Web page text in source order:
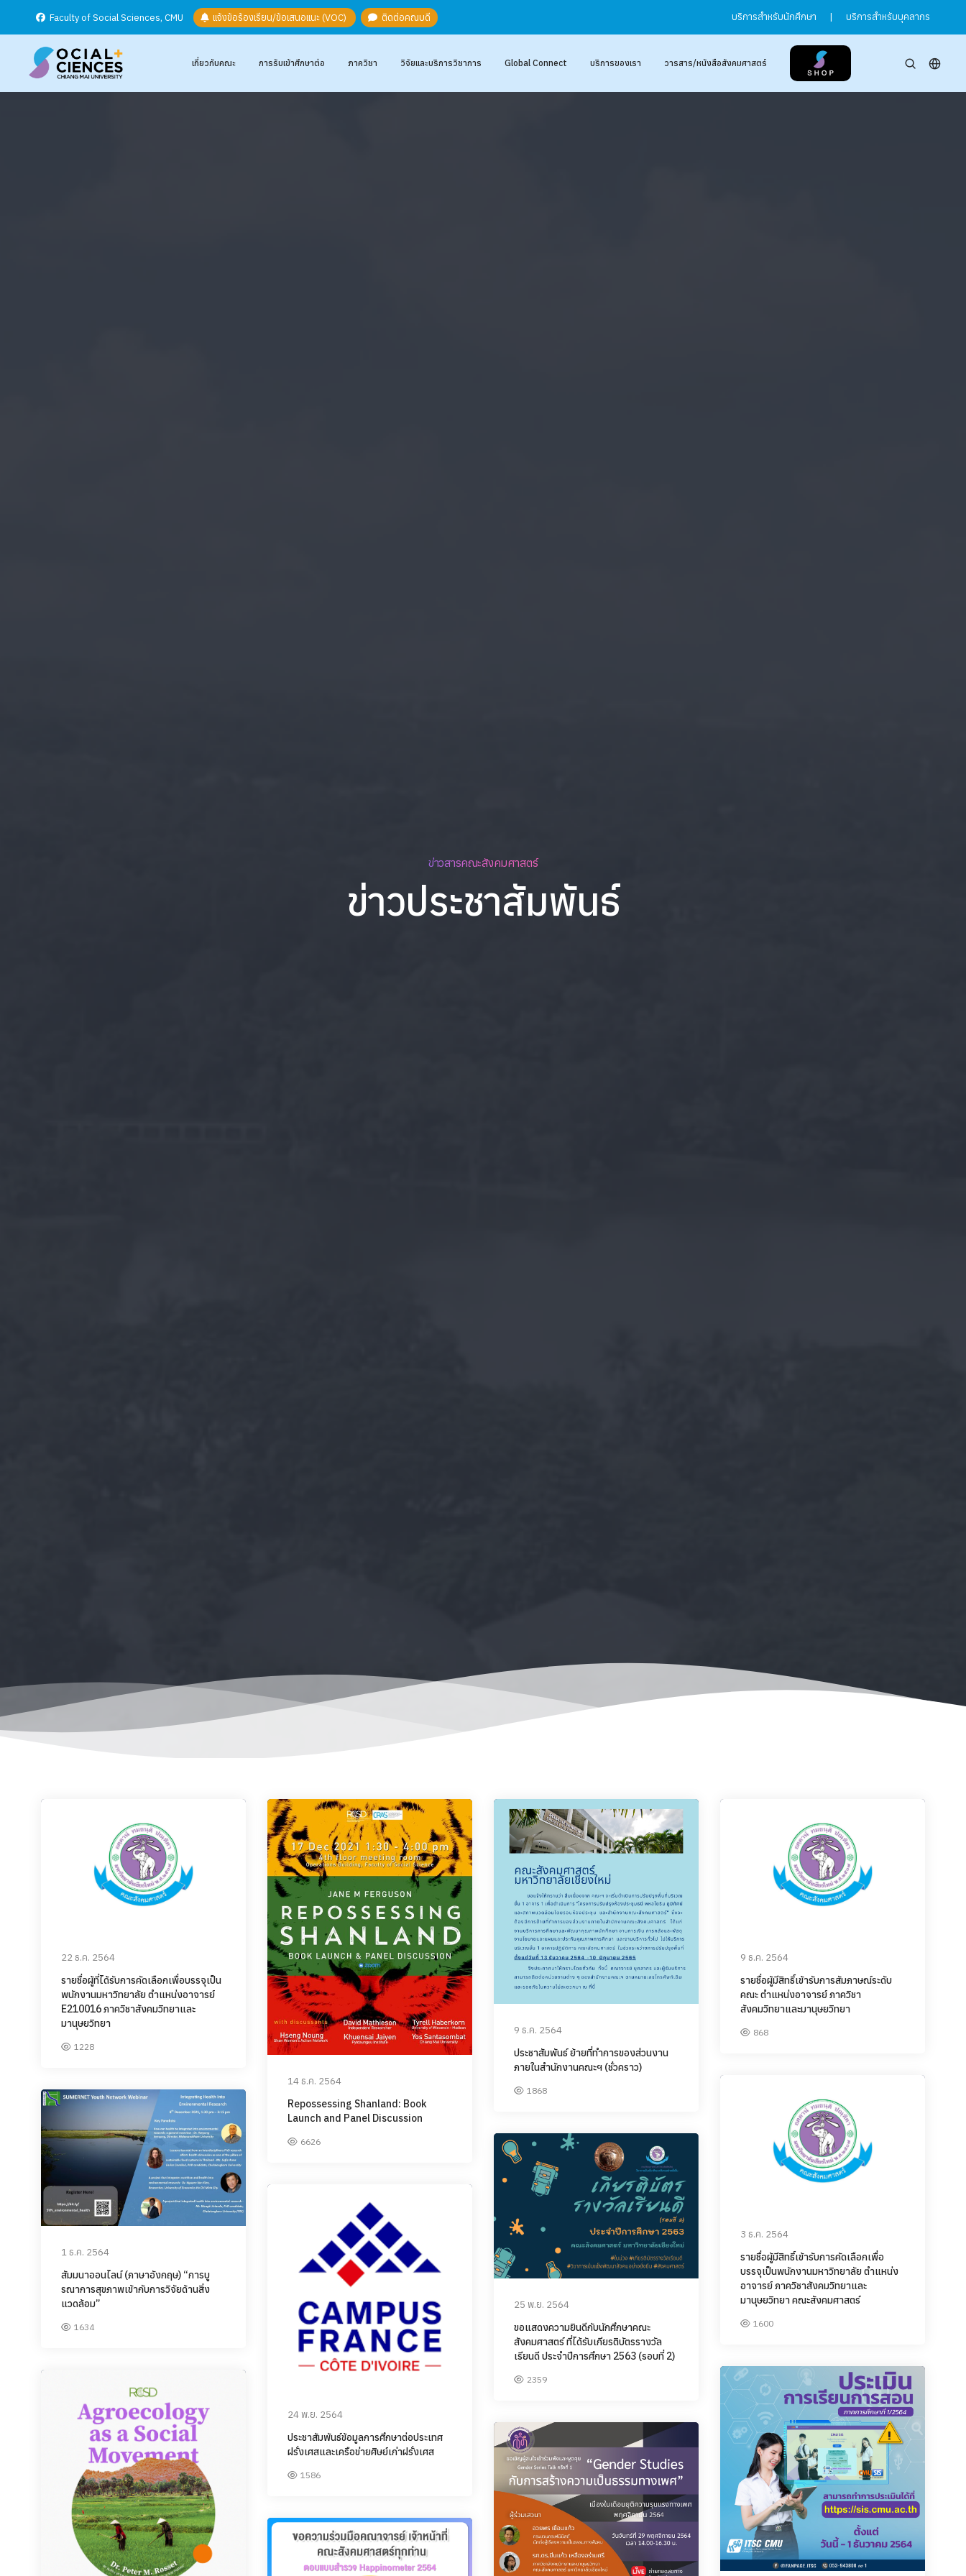
Faculty of Social Sciences, CMU แจ้งข้อร้องเรียน/ข้อเสนอแนะ (VOC) ติดต่อคณบดี บริการสำหรับนักศึกษา | บริการสำหรับบุคลากร
เกี่ยวกับคณะ การรับเข้าศึกษาต่อ ภาควิชา วิจัยและบริการวิชาการ Global Connect บริการของเรา วารสาร/หนังสือสังคมศาสตร์
ข่าวสารคณะสังคมศาสตร์
ข่าวประชาสัมพันธ์
22 ธ.ค. 2564
รายชื่อผู้ที่ได้รับการคัดเลือกเพื่อบรรจุเป็น
พนักงานมหาวิทยาลัย ตำแหน่งอาจารย์
E210016 ภาควิชาสังคมวิทยาและ
มานุษยวิทยา
1228
14 ธ.ค. 2564
Repossessing Shanland: Book
Launch and Panel Discussion
6626
9 ธ.ค. 2564
ประชาสัมพันธ์ ย้ายที่ทำการของส่วนงาน
ภายในสำนักงานคณะฯ (ชั่วคราว)
1868
9 ธ.ค. 2564
รายชื่อผู้มีสิทธิ์เข้ารับการสัมภาษณ์ระดับ
คณะ ตำแหน่งอาจารย์ ภาควิชา
สังคมวิทยาและมานุษยวิทยา
868
3 ธ.ค. 2564
รายชื่อผู้มีสิทธิ์เข้ารับการคัดเลือกเพื่อ
บรรจุเป็นพนักงานมหาวิทยาลัย ตำแหน่ง
อาจารย์ ภาควิชาสังคมวิทยาและ
มานุษยวิทยา คณะสังคมศาสตร์
1600
1 ธ.ค. 2564
สัมมนาออนไลน์ (ภาษาอังกฤษ) “การบู
รณาการสุขภาพเข้ากับการวิจัยด้านสิ่ง
แวดล้อม”
1634
25 พ.ย. 2564
ขอแสดงความยินดีกับนักศึกษาคณะ
สังคมศาสตร์ ที่ได้รับเกียรติบัตรรางวัล
เรียนดี ประจำปีการศึกษา 2563 (รอบที่ 2)
2359
24 พ.ย. 2564
ประชาสัมพันธ์ข้อมูลการศึกษาต่อประเทศ
ฝรั่งเศสและเครือข่ายศิษย์เก่าฝรั่งเศส
1586